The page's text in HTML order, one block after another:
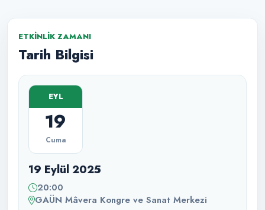
ETKINLIK ZAMANI
Tarih Bilgisi
EYL
19
Cuma
19 Eylül 2025
20:00
GAÜN Mâvera Kongre ve Sanat Merkezi